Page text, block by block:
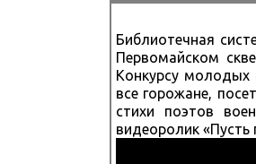
Библиотечная
Первомайском
Конкурсу молодых
все горожане,
стихи поэтов
видеоролик «Пусть